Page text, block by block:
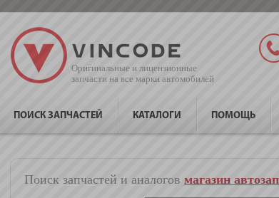
Оригинальные и лицензионные
запчасти на все марки автомобилей
ПОИСК ЗАПЧАСТЕЙ КАТАЛОГИ ПОМОЩЬ
Поиск запчастей и аналогов магазин